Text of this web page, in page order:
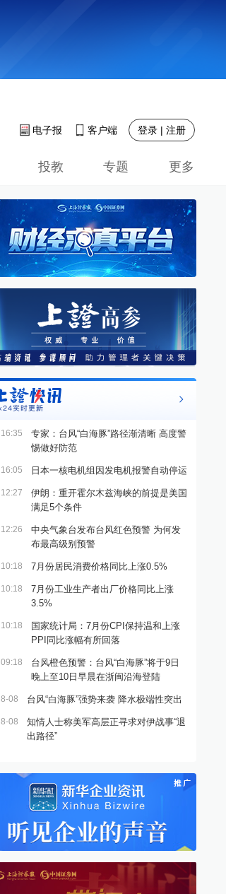
电子报 客户端 登录 | 注册
投教 专题 更多
16:35
专家：台风“白海豚”路径渐清晰 高度警
惕做好防范
16:05 日本一核电机组因发电机报警自动停运
12:27
伊朗：重开霍尔木兹海峡的前提是美国
满足5个条件
12:26
中央气象台发布台风红色预警 为何发
布最高级别预警
10:18 7月份居民消费价格同比上涨0.5%
10:18
7月份工业生产者出厂价格同比上涨
3.5%
10:18
国家统计局：7月份CPI保持温和上涨
PPI同比涨幅有所回落
09:18
台风橙色预警：台风“白海豚”将于9日
晚上至10日早晨在浙闽沿海登陆
8-08 台风“白海豚”强势来袭 降水极端性突出
8-08
知情人士称美军高层正寻求对伊战事“退
出路径”